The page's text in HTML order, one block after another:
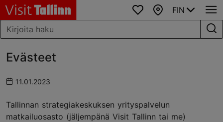
SuosikitKartta
FIN
Evästeet
11.01.2023
Tallinnan strategiakeskuksen yrityspalvelun
matkailuosasto (jäljempänä Visit Tallinn tai me)